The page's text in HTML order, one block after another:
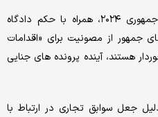
پیروزی ترامپ در انتخابات ریاست جمهوری ۲۰۲۴، همراه با حکم دادگاه
جمهور از مصونیت برای «اقدامات
هستند، آینده پرونده های جنایی
جعل سوابق تجاری در ارتباط با